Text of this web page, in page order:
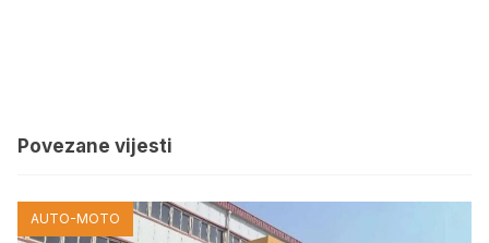
Povezane vijesti
AUTO-MOTO